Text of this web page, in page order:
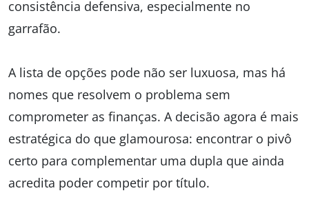
consistência defensiva, especialmente no
garrafão.
A lista de opções pode não ser luxuosa, mas há
nomes que resolvem o problema sem
comprometer as finanças. A decisão agora é mais
estratégica do que glamourosa: encontrar o pivô
certo para complementar uma dupla que ainda
acredita poder competir por título.